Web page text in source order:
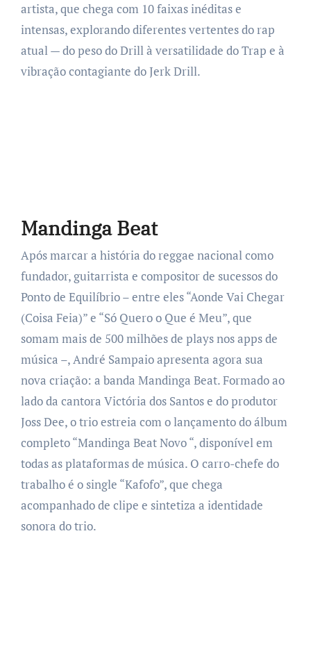
artista, que chega com 10 faixas inéditas e
intensas, explorando diferentes vertentes do rap
atual — do peso do Drill à versatilidade do Trap e à
vibração contagiante do Jerk Drill.
Mandinga Beat
Após marcar a história do reggae nacional como
fundador, guitarrista e compositor de sucessos do
Ponto de Equilíbrio – entre eles “Aonde Vai Chegar
(Coisa Feia)” e “Só Quero o Que é Meu”, que
somam mais de 500 milhões de plays nos apps de
música –, André Sampaio apresenta agora sua
nova criação: a banda Mandinga Beat. Formado ao
lado da cantora Victória dos Santos e do produtor
Joss Dee, o trio estreia com o lançamento do álbum
completo “Mandinga Beat Novo “, disponível em
todas as plataformas de música. O carro-chefe do
trabalho é o single “Kafofo”, que chega
acompanhado de clipe e sintetiza a identidade
sonora do trio.